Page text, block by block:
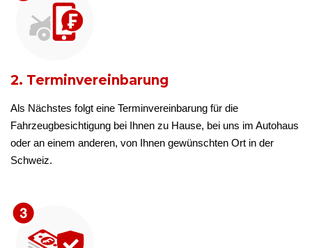
2. Terminvereinbarung
Als Nächstes folgt eine Terminvereinbarung für die
Fahrzeugbesichtigung bei Ihnen zu Hause, bei uns im Autohaus
oder an einem anderen, von Ihnen gewünschten Ort in der
Schweiz.